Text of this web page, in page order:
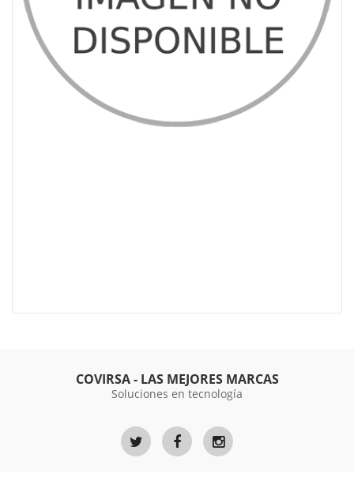
COVIRSA - LAS MEJORES MARCAS
Soluciones en tecnología